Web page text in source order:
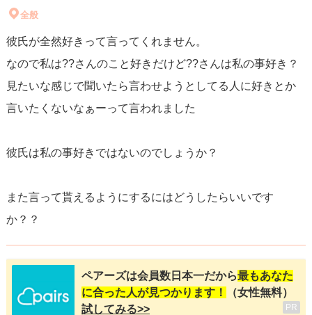
全般
彼氏が全然好きって言ってくれません。
なので私は??さんのこと好きだけど??さんは私の事好き？
見たいな感じで聞いたら言わせようとしてる人に好きとか
言いたくないなぁーって言われました
彼氏は私の事好きではないのでしょうか？
また言って貰えるようにするにはどうしたらいいです
か？？
ペアーズは会員数日本一だから最もあなた
に合った人が見つかります！
（女性無料）
試してみる>>
PR